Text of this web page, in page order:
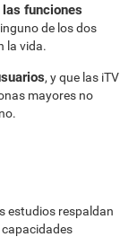
funciones
de los dos
la vida.
, y que las iTV
mayores no
estudios respaldan